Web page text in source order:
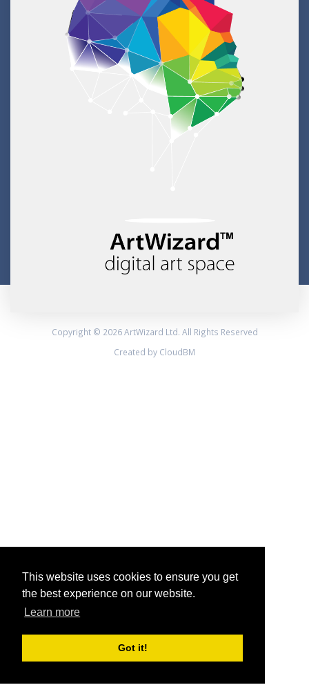
This website uses cookies to ensure you get
the best experience on our website.
Learn more
Got it!
Copyright © 2026 ArtWizard Ltd. All Rights Reserved
Created by CloudBM